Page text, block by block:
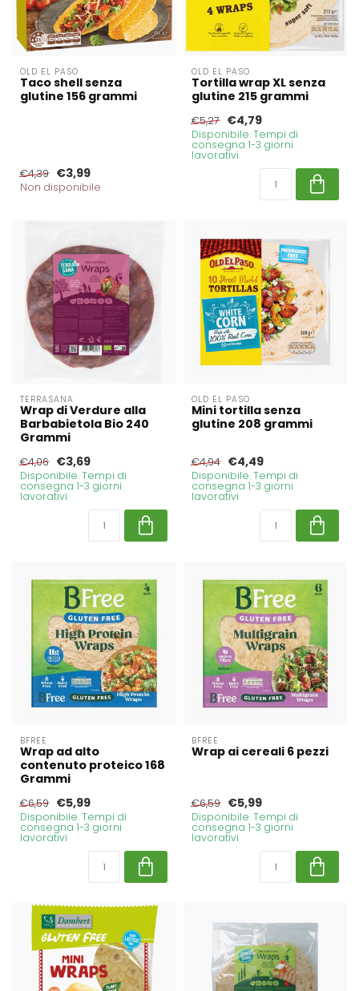
OLD EL PASO
Taco shell senza
glutine 156 grammi
€4,39 €3,99
Non disponibile
OLD EL PASO
Tortilla wrap XL senza
glutine 215 grammi
€5,27 €4,79
Disponibile. Tempi di
consegna 1-3 giorni
lavorativi
TERRASANA
Wrap di Verdure alla
Barbabietola Bio 240
Grammi
€4,06 €3,69
Disponibile. Tempi di
consegna 1-3 giorni
lavorativi
OLD EL PASO
Mini tortilla senza
glutine 208 grammi
€4,94 €4,49
Disponibile. Tempi di
consegna 1-3 giorni
lavorativi
BFREE
Wrap ad alto
contenuto proteico 168
Grammi
€6,59 €5,99
Disponibile. Tempi di
consegna 1-3 giorni
lavorativi
BFREE
Wrap ai cereali 6 pezzi
€6,59 €5,99
Disponibile. Tempi di
consegna 1-3 giorni
lavorativi